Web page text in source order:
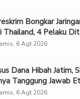
Bongkar
Thailand, 4 Pelaku
6 Agt 2026
Dana Hibah Jatim,
Tanggung Jawab
6 Agt 2026